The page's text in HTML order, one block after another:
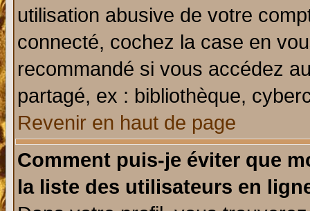
utilisation abusive de votre
connecté, cochez la case en
recommandé si vous accédez
partagé, ex : bibliothèque,
Revenir en haut de page
Comment puis-je éviter que
la liste des utilisateurs en